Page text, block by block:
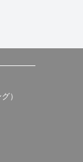
）